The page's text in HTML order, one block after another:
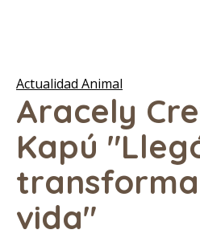
Actualidad Animal
Aracely
Kapú
vida"